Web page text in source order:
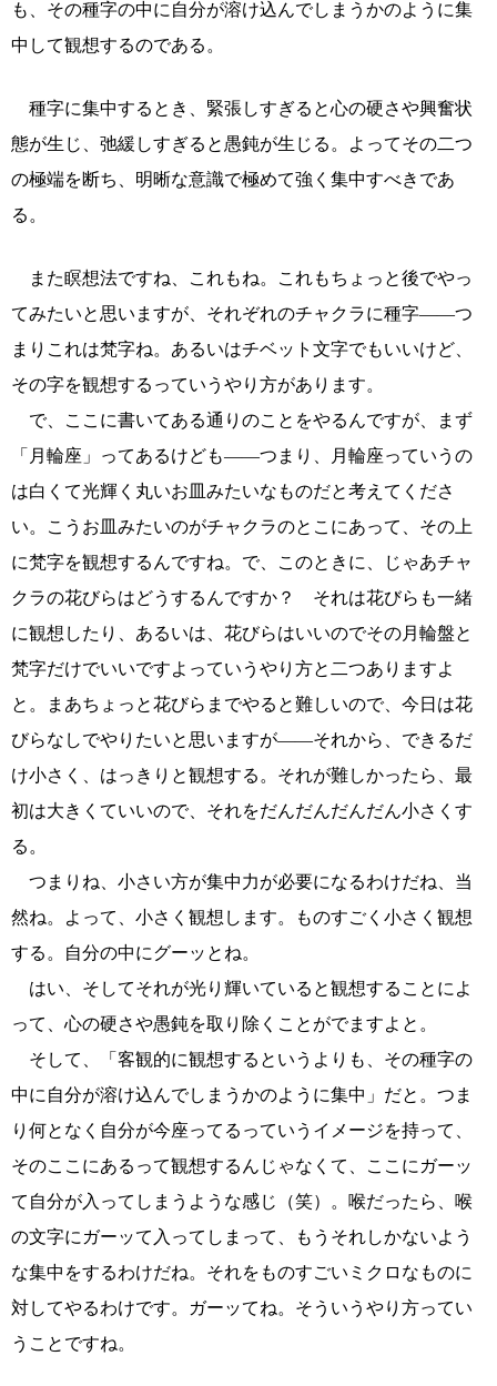
も、その種字の中に自分が溶け込んでしまうかのように集
中して観想するのである。
種字に集中するとき、緊張しすぎると心の硬さや興奮状
態が生じ、弛緩しすぎると愚鈍が生じる。よってその二つ
の極端を断ち、明晰な意識で極めて強く集中すべきであ
る。
また瞑想法ですね、これもね。これもちょっと後でやっ
てみたいと思いますが、それぞれのチャクラに種字――つ
まりこれは梵字ね。あるいはチベット文字でもいいけど、
その字を観想するっていうやり方があります。
で、ここに書いてある通りのことをやるんですが、まず
「月輪座」ってあるけども――つまり、月輪座っていうの
は白くて光輝く丸いお皿みたいなものだと考えてくださ
い。こうお皿みたいのがチャクラのとこにあって、その上
に梵字を観想するんですね。で、このときに、じゃあチャ
クラの花びらはどうするんですか？ それは花びらも一緒
に観想したり、あるいは、花びらはいいのでその月輪盤と
梵字だけでいいですよっていうやり方と二つありますよ
と。まあちょっと花びらまでやると難しいので、今日は花
びらなしでやりたいと思いますが――それから、できるだ
け小さく、はっきりと観想する。それが難しかったら、最
初は大きくていいので、それをだんだんだんだん小さくす
る。
つまりね、小さい方が集中力が必要になるわけだね、当
然ね。よって、小さく観想します。ものすごく小さく観想
する。自分の中にグーッとね。
はい、そしてそれが光り輝いていると観想することによ
って、心の硬さや愚鈍を取り除くことがでますよと。
そして、「客観的に観想するというよりも、その種字の
中に自分が溶け込んでしまうかのように集中」だと。つま
り何となく自分が今座ってるっていうイメージを持って、
そのここにあるって観想するんじゃなくて、ここにガーッ
て自分が入ってしまうような感じ（笑）。喉だったら、喉
の文字にガーッて入ってしまって、もうそれしかないよう
な集中をするわけだね。それをものすごいミクロなものに
対してやるわけです。ガーッてね。そういうやり方ってい
うことですね。